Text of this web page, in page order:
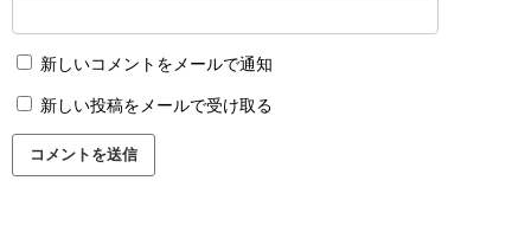
新しいコメントをメールで通知
新しい投稿をメールで受け取る